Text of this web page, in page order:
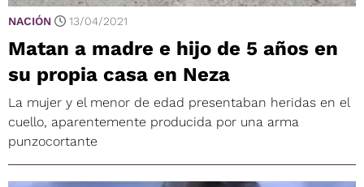
NACIÓN 13/04/2021
Matan a madre e hijo de 5 años en
su propia casa en Neza
La mujer y el menor de edad presentaban heridas en el
cuello, aparentemente producida por una arma
punzocortante